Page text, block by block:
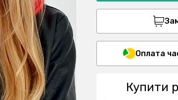
Оплата
Купити